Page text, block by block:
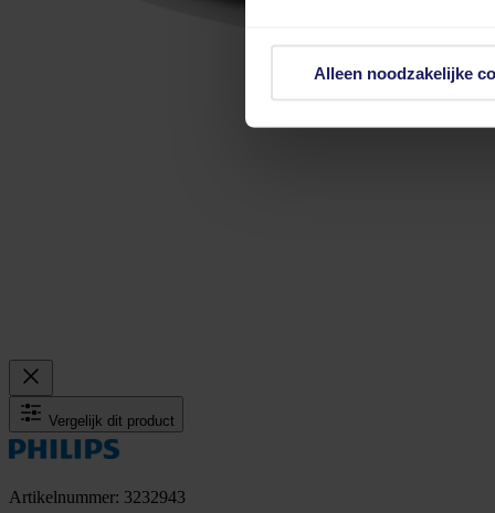
Alleen noodzakelijke
Vergelijk dit product
Artikelnummer: 3232943